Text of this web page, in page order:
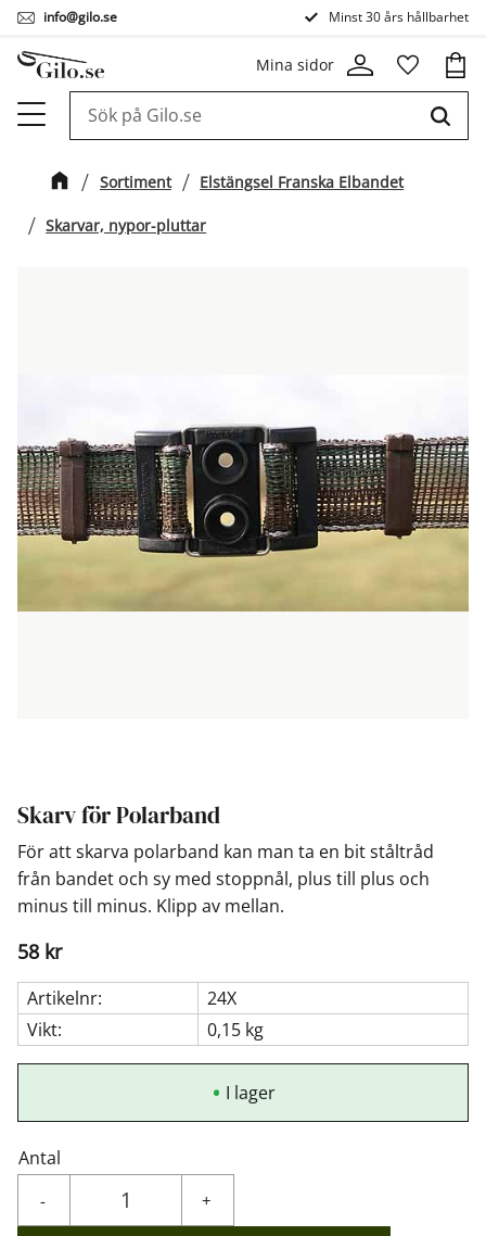
Meny
info@gilo.se Minst 30 års hållbarhet
Mina sidor
Sortiment Elstängsel Franska Elbandet
Skarvar, nypor-pluttar
Skarv för Polarband
För att skarva polarband kan man ta en bit ståltråd
från bandet och sy med stoppnål, plus till plus och
minus till minus. Klipp av mellan.
58 kr
Antal
+
-
I lager
Artikelnr
24X
Vikt
0,15 kg